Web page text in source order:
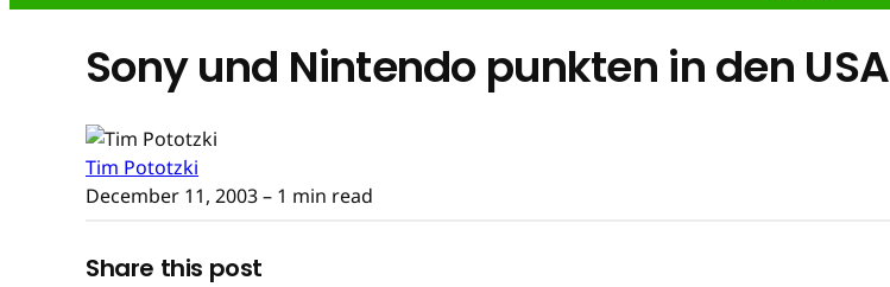
Sony und Nintendo punkten in den USA
Tim Pototzki
December 11, 2003– 1 min read
Share this post